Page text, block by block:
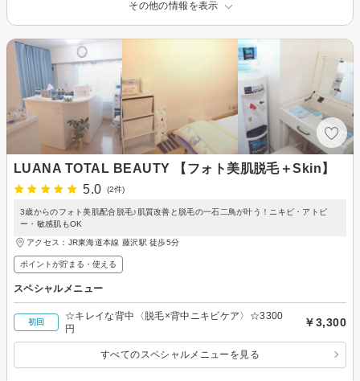
その他の情報を表示
LUANA TOTAL BEAUTY 【フォト美肌脱毛＋Skin】
5.0
(2件)
3歳からのフォト美肌配合脱毛♪肌質改善と脱毛の一石二鳥が叶う！ニキビ・アトピ
ー・敏感肌もOK
アクセス：JR東海道本線 藤沢駅 徒歩5分
ポイントが貯まる・使える
スペシャルメニュー
初回
☆キレイな背中〈脱毛×背中ニキビケア〉☆3300
円
￥3,300
すべてのスペシャルメニューを見る